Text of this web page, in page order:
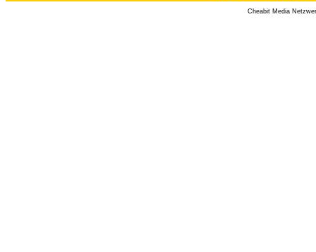
Cheabit Media